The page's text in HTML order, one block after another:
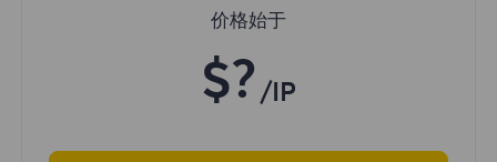
价格始于
$? /IP